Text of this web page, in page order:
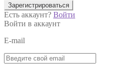
Зарегистрироваться
Есть аккаунт? Войти
Войти в аккаунт
E-mail